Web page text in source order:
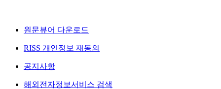
원문뷰어 다운로드
RISS 개인정보 재동의
공지사항
해외전자정보서비스 검색